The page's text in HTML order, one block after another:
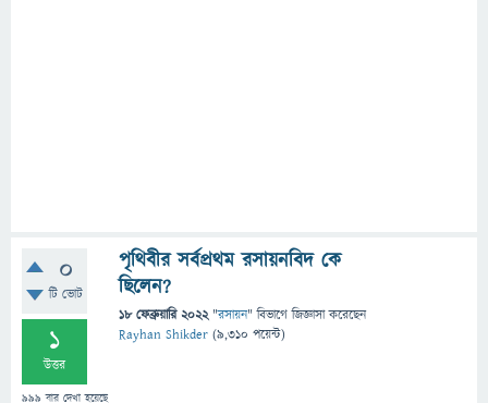
0
টি ভোট
1
উত্তর
999 বার দেখা হয়েছে
পৃথিবীর সর্বপ্রথম রসায়নবিদ কে
ছিলেন?
18 ফেব্রুয়ারি 2022 "রসায়ন" বিভাগে জিজ্ঞাসাকরেছেন
Rayhan Shikder (9,310 পয়েন্ট)